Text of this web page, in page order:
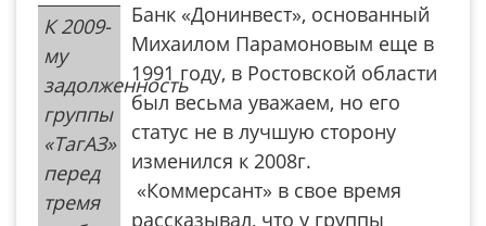
К 2009-
му
задолженность
группы
«ТагАЗ»
перед
тремя
Банк «Донинвест», основанный
Михаилом Парамоновым еще в
1991 году, в Ростовской области
был весьма уважаем, но его
статус не в лучшую сторону
изменился к 2008г.
«Коммерсант» в свое время
рассказывал, что у группы